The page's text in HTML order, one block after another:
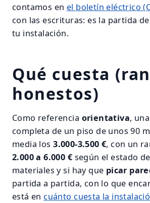
contamos en el boletín eléctrico
con las escrituras: es la partida
tu instalación.
Qué cuesta
honestos)
Como referencia orientativa,
completa de un piso de unos 90
media los3.000-3.500 €, con un
2.000 a 6.000 € según el estado
materiales y si hay que picar
partida a partida, con lo que
está en cuánto cuesta la